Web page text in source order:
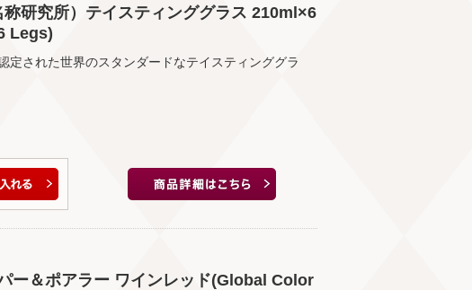
研究所）テイスティンググラス 210ml×6
Legs)
定された世界のスタンダードなテイスティンググラ
ー＆ポアラー ワインレッド(Global Color